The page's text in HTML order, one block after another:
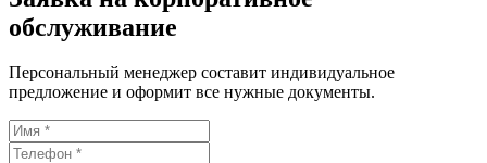
обслуживание
Персональный менеджер составит индивидуальное
предложение и оформит все нужные документы.